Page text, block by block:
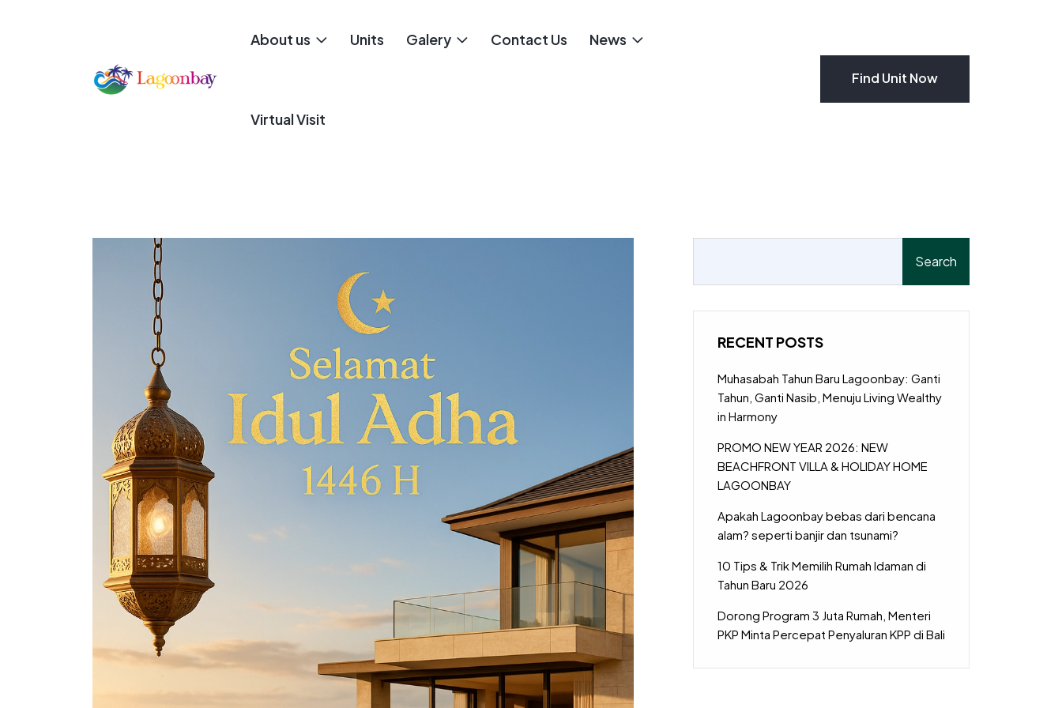
About us Units Galery Contact Us News
Virtual Visit
Find Unit Now
Search
RECENT POSTS
Muhasabah Tahun Baru Lagoonbay: Ganti
Tahun, Ganti Nasib, Menuju Living Wealthy
in Harmony
PROMO NEW YEAR 2026: NEW
BEACHFRONT VILLA & HOLIDAY HOME
LAGOONBAY
Apakah Lagoonbay bebas dari bencana
alam? seperti banjir dan tsunami?
10 Tips & Trik Memilih Rumah Idaman di
Tahun Baru 2026
Dorong Program 3 Juta Rumah, Menteri
PKP Minta Percepat Penyaluran KPP di Bali